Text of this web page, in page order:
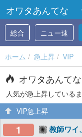
オワタあんてな
総合 ニュー速
ホーム 急上昇 VIP
オワタあんて
人気が急上昇している
VIP急上昇
1 教師ワイ